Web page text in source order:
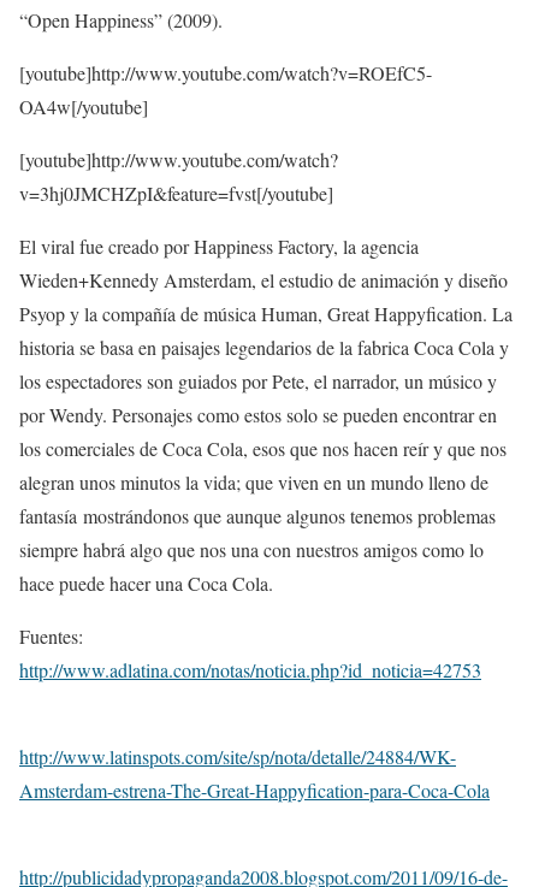
“Open Happiness” (2009).
[youtube]http://www.youtube.com/watch?v=ROEfC5-
OA4w[/youtube]
[youtube]http://www.youtube.com/watch?
v=3hj0JMCHZpI&feature=fvst[/youtube]
El viral fue creado por Happiness Factory, la agencia
Wieden+Kennedy Amsterdam, el estudio de animación y diseño
Psyop y la compañía de música Human, Great Happyfication. La
historia se basa en paisajes legendarios de la fabrica Coca Cola y
los espectadores son guiados por Pete, el narrador, un músico y
por Wendy. Personajes como estos solo se pueden encontrar en
los comerciales de Coca Cola, esos que nos hacen reír y que nos
alegran unos minutos la vida; que viven en un mundo lleno de
fantasía mostrándonos que aunque algunos tenemos problemas
siempre habrá algo que nos una con nuestros amigos como lo
hace puede hacer una Coca Cola.
Fuentes:
http://www.adlatina.com/notas/noticia.php?id_noticia=42753
http://www.latinspots.com/site/sp/nota/detalle/24884/WK-
Amsterdam-estrena-The-Great-Happyfication-para-Coca-Cola
http://publicidadypropaganda2008.blogspot.com/2011/09/16-de-